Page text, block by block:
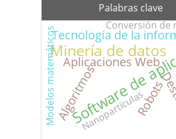
Palabras clave
Software de
Minería de datos
Aplicaciones Web
Algoritmos
Tecnología de la
Robots
Nanopartículas
Conversión de
Modelos matemáticos